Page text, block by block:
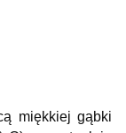
miękkiej gąbki